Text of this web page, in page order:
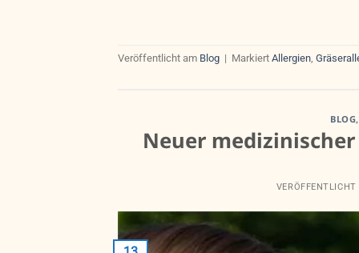
Veröffentlicht am Blog | Markiert Allergien,
BLOG
Neuer